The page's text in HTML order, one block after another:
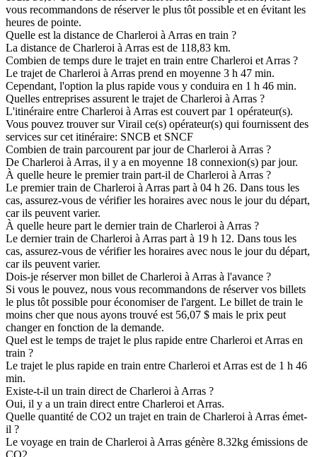
vous recommandons de réserver le plus tôt possible et en évitant les
heures de pointe.
Quelle est la distance de Charleroi à Arras en train ?
La distance de Charleroi à Arras est de 118,83 km.
Combien de temps dure le trajet en train entre Charleroi et Arras ?
Le trajet de Charleroi à Arras prend en moyenne 3 h 47 min.
Cependant, l'option la plus rapide vous y conduira en 1 h 46 min.
Quelles entreprises assurent le trajet de Charleroi à Arras ?
L'itinéraire entre Charleroi à Arras est couvert par 1 opérateur(s).
Vous pouvez trouver sur Virail ce(s) opérateur(s) qui fournissent des
services sur cet itinéraire: SNCB et SNCF
Combien de train parcourent par jour de Charleroi à Arras ?
De Charleroi à Arras, il y a en moyenne 18 connexion(s) par jour.
À quelle heure le premier train part-il de Charleroi à Arras ?
Le premier train de Charleroi à Arras part à 04 h 26. Dans tous les
cas, assurez-vous de vérifier les horaires avec nous le jour du départ,
car ils peuvent varier.
À quelle heure part le dernier train de Charleroi à Arras ?
Le dernier train de Charleroi à Arras part à 19 h 12. Dans tous les
cas, assurez-vous de vérifier les horaires avec nous le jour du départ,
car ils peuvent varier.
Dois-je réserver mon billet de Charleroi à Arras à l'avance ?
Si vous le pouvez, nous vous recommandons de réserver vos billets
le plus tôt possible pour économiser de l'argent. Le billet de train le
moins cher que nous ayons trouvé est 56,07 $ mais le prix peut
changer en fonction de la demande.
Quel est le temps de trajet le plus rapide entre Charleroi et Arras en
train ?
Le trajet le plus rapide en train entre Charleroi et Arras est de 1 h 46
min.
Existe-t-il un train direct de Charleroi à Arras ?
Oui, il y a un train direct entre Charleroi et Arras.
Quelle quantité de CO2 un trajet en train de Charleroi à Arras émet-
il ?
Le voyage en train de Charleroi à Arras génère 8.32kg émissions de
CO2.